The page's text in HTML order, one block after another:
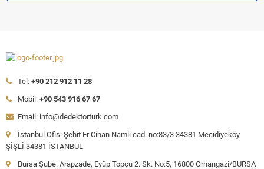
Tel: +90 212 912 11 28
Mobil: +90 543 916 67 67
Email: info@dedektorturk.com
İstanbul Ofis: Şehit Er Cihan Namlı cad. no:83/3 34381 Mecidiyeköy
ŞİŞLİ 34381 İSTANBUL
Bursa Şube: Arapzade, Eyüp Topçu 2. Sk. No:5, 16800 Orhangazi/BURSA